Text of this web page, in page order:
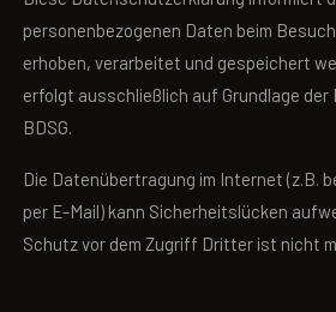
personenbezogenen Daten beim
erhoben, verarbeitet und gespeichert
erfolgt ausschließlich auf Grundlage der
BDSG.
Die Datenübertragung im Internet (z.B.
per E-Mail) kann Sicherheitslücken
Schutz vor dem Zugriff Dritter ist nicht